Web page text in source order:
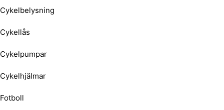
Cykelbelysning
Cykellås
Cykelpumpar
Cykelhjälmar
Fotboll